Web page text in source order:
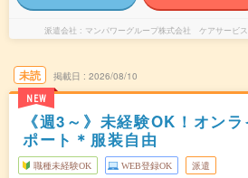
派遣会社 マンパワーグループ株式会社 ケアサービ
未読
NEW
掲載日 2026/08/10
《週3～》未経験OK！オン
ポート＊服装自由
職種未経験OK WEB登録OK 派遣